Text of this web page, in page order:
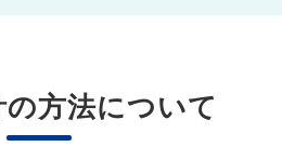
方法について